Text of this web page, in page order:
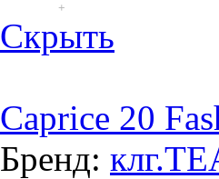
+
Скрыть
Caprice 20
Бренд: